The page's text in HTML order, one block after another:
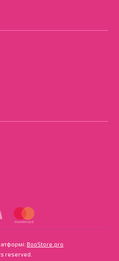
Працює на SaaS платформі
BooStore.pro
reserved.